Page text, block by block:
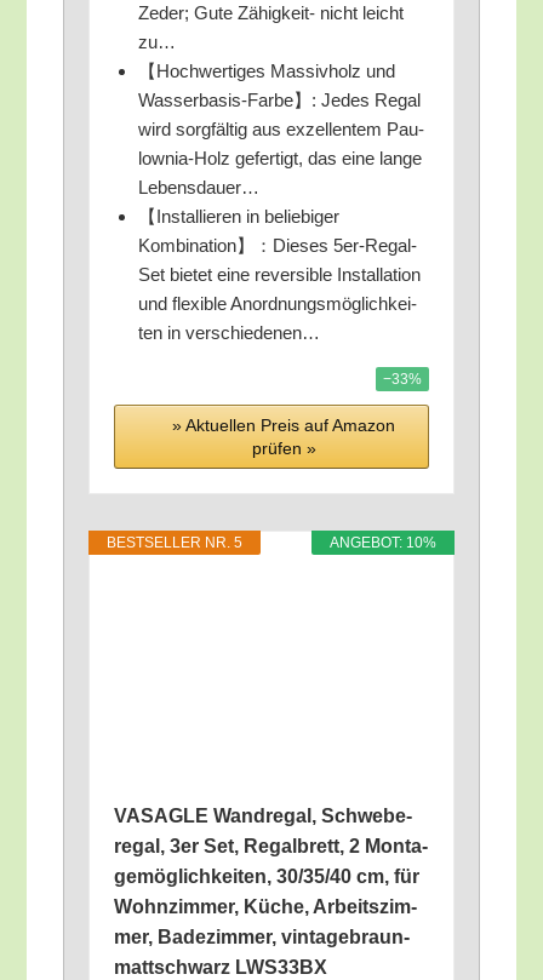
Zeder; Gute Zähig­keit- nicht leicht
zu…
【Hoch­wer­ti­ges Mas­siv­holz und
Was­ser­ba­sis-Far­be】: Jedes Regal
wird sorg­fäl­tig aus exzel­len­tem Pau­
low­nia-Holz gefer­tigt, das eine lan­ge
Lebensdauer…
【Instal­lie­ren in belie­bi­ger
Kombination】：Dieses 5er-Regal-
Set bie­tet eine rever­si­ble Instal­la­ti­on
und fle­xi­ble Anord­nungs­mög­lich­kei­
ten in verschiedenen…
−33%
» Aktu­el­len Preis auf Ama­zon
prü­fen »
ANGE­BOT: 10%
BEST­SEL­LER NR. 5
VASAGLE Wand­re­gal, Schwe­be­
re­gal, 3er Set, Regal­brett, 2 Mon­ta­
ge­mög­lich­kei­ten, 30/​35/​40 cm, für
Wohn­zim­mer, Küche, Arbeits­zim­
mer, Bade­zim­mer, vin­ta­ge­braun-
matt­schwarz LWS33BX